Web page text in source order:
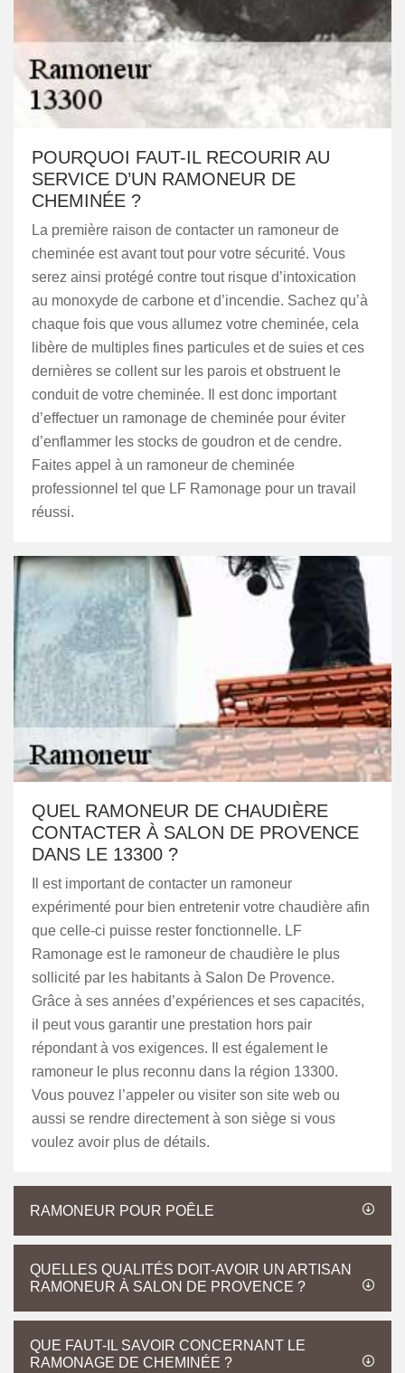
POURQUOI FAUT-IL RECOURIR AU
SERVICE D’UN RAMONEUR DE
CHEMINÉE ?
La première raison de contacter un ramoneur de
cheminée est avant tout pour votre sécurité. Vous
serez ainsi protégé contre tout risque d’intoxication
au monoxyde de carbone et d’incendie. Sachez qu’à
chaque fois que vous allumez votre cheminée, cela
libère de multiples fines particules et de suies et ces
dernières se collent sur les parois et obstruent le
conduit de votre cheminée. Il est donc important
d’effectuer un ramonage de cheminée pour éviter
d’enflammer les stocks de goudron et de cendre.
Faites appel à un ramoneur de cheminée
professionnel tel que LF Ramonage pour un travail
réussi.
QUEL RAMONEUR DE CHAUDIÈRE
CONTACTER À SALON DE PROVENCE
DANS LE 13300 ?
Il est important de contacter un ramoneur
expérimenté pour bien entretenir votre chaudière afin
que celle-ci puisse rester fonctionnelle. LF
Ramonage est le ramoneur de chaudière le plus
sollicité par les habitants à Salon De Provence.
Grâce à ses années d’expériences et ses capacités,
il peut vous garantir une prestation hors pair
répondant à vos exigences. Il est également le
ramoneur le plus reconnu dans la région 13300.
Vous pouvez l’appeler ou visiter son site web ou
aussi se rendre directement à son siège si vous
voulez avoir plus de détails.
RAMONEUR POUR POÊLE
QUELLES QUALITÉS DOIT-AVOIR UN ARTISAN
RAMONEUR À SALON DE PROVENCE ?
QUE FAUT-IL SAVOIR CONCERNANT LE
RAMONAGE DE CHEMINÉE ?